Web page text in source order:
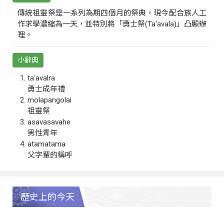
傳統祖靈祭是一系列為期四個月的祭典，現今配合族人工
作求學濃縮為一天，並特別將「勇士祭(Ta‘avala)」凸顯辦
理。
小辭典
ta‘avalra
勇士成年禮
molapangolai
祖靈祭
asavasavahe
男性青年
atamatama
父字輩的稱呼
歷史上的今天